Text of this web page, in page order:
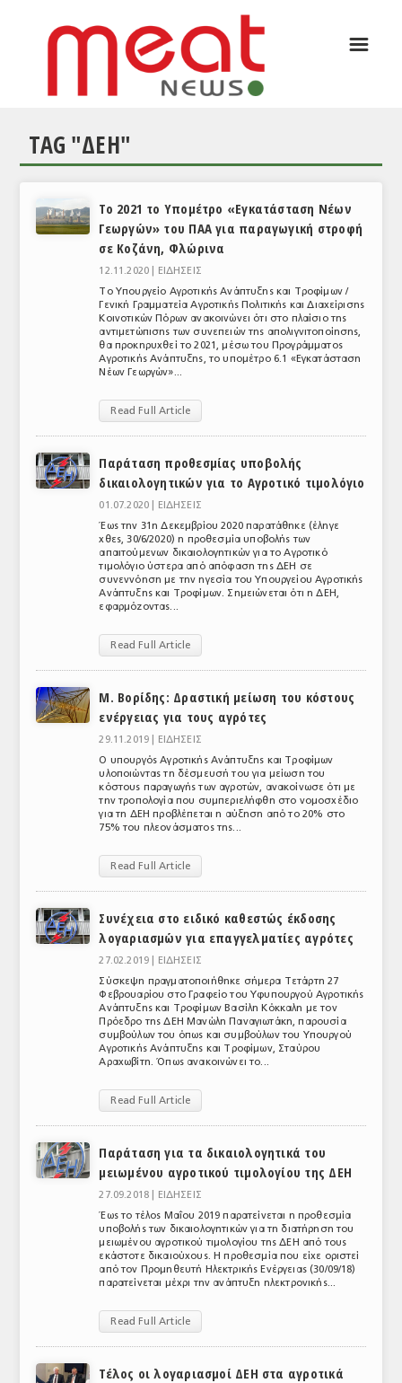
ΕΙΔΗΣΕΙΣ
ΘΕΜΑΤΑ
ΕΥΡΩΠΑΪΚΕΣ ΑΠΟΦΑΣΕΙΣ
ΕΜΠΟΡΙΚΟΣ ΚΑΤΑΛΟΓΟΣ
ΠΑΡΑΓΩΓΗ & ΕΜΠΟΡΙΑ
ΝΟΜΟΘΕΣΙΑ
ΕΥΡΩΠΑΪΚΗ ΝΟΜΟΘΕΣΙΑ
ΑΡΧΕΙΟ ΤΕΥΧΩΝ
ΣΥΝΕΔΡΙΟ ΚΡΕΑΤΟΣ
☰
TAG "ΔΕΗ"
Το 2021 το Υπομέτρο «Εγκατάσταση Νέων
Γεωργών» του ΠΑΑ για παραγωγική στροφή
σε Κοζάνη, Φλώρινα
12.11.2020 |
ΕΙΔΗΣΕΙΣ
Το Υπουργείο Αγροτικής Ανάπτυξης και Τροφίμων /
Γενική Γραμματεία Αγροτικής Πολιτικής και Διαχείρισης
Κοινοτικών Πόρων ανακοινώνει ότι στο πλαίσιο της
αντιμετώπισης των συνεπειών της απολιγνιτοποίησης,
θα προκηρυχθεί το 2021, μέσω του Προγράμματος
Αγροτικής Ανάπτυξης, το υπομέτρο 6.1 «Εγκατάσταση
Νέων Γεωργών»...
Read Full Article
Παράταση προθεσμίας υποβολής
δικαιολογητικών για το Αγροτικό τιμολόγιο
01.07.2020 |
ΕΙΔΗΣΕΙΣ
Έως την 31η Δεκεμβρίου 2020 παρατάθηκε (έληγε
χθες, 30/6/2020) η προθεσμία υποβολής των
απαιτούμενων δικαιολογητικών για το Αγροτικό
τιμολόγιο ύστερα από απόφαση της ΔΕΗ σε
συνεννόηση με την ηγεσία του Υπουργείου Αγροτικής
Ανάπτυξης και Τροφίμων. Σημειώνεται ότι η ΔΕΗ,
εφαρμόζοντας...
Read Full Article
Μ. Βορίδης: Δραστική μείωση του κόστους
ενέργειας για τους αγρότες
29.11.2019 |
ΕΙΔΗΣΕΙΣ
Ο υπουργός Αγροτικής Ανάπτυξης και Τροφίμων
υλοποιώντας τη δέσμευσή του για μείωση του
κόστους παραγωγής των αγροτών, ανακοίνωσε ότι με
την τροπολογία που συμπεριελήφθη στο νομοσχέδιο
για τη ΔΕΗ προβλέπεται η αύξηση από το 20% στο
75% του πλεονάσματος της...
Read Full Article
Συνέχεια στο ειδικό καθεστώς έκδοσης
λογαριασμών για επαγγελματίες αγρότες
27.02.2019 |
ΕΙΔΗΣΕΙΣ
Σύσκεψη πραγματοποιήθηκε σήμερα Τετάρτη 27
Φεβρουαρίου στο Γραφείο του Υφυπουργού Αγροτικής
Ανάπτυξης και Τροφίμων Βασίλη Κόκκαλη με τον
Πρόεδρο της ΔΕΗ Μανώλη Παναγιωτάκη, παρουσία
συμβούλων του όπως και συμβούλων του Υπουργού
Αγροτικής Ανάπτυξης και Τροφίμων, Σταύρου
Αραχωβίτη. Όπως ανακοινώνει το...
Read Full Article
Παράταση για τα δικαιολογητικά του
μειωμένου αγροτικού τιμολογίου της ΔΕΗ
27.09.2018 |
ΕΙΔΗΣΕΙΣ
Έως το τέλος Μαΐου 2019 παρατείνεται η προθεσμία
υποβολής των δικαιολογητικών για τη διατήρηση του
μειωμένου αγροτικού τιμολογίου της ΔΕΗ από τους
εκάστοτε δικαιούχους. H προθεσμία που είχε οριστεί
από τον Προμηθευτή Ηλεκτρικής Ενέργειας (30/09/18)
παρατείνεται μέχρι την ανάπτυξη ηλεκτρονικής...
Read Full Article
Τέλος οι λογαριασμοί ΔΕΗ στα αγροτικά